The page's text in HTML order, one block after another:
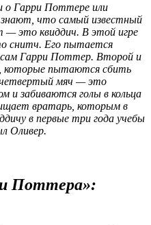
о Гарри Поттере или
что самый известный
— это квиддич. В этой игре
снитч. Его пытается
Гарри Поттер. Второй и
пытаются сбить
четвертый мяч — это
и забиваются голы в кольца
вратарь, которым в
в первые три года учебы
Оливер.
Поттера»: